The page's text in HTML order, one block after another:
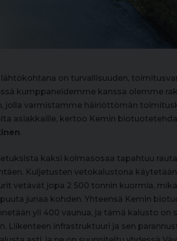
on turvallisuuden,
kumppaneidemme kanssa olemme
jolla varmistamme häiriöttömän
asiakkaille, kertoo Kemin
.
kaksi kolmasosaa tapahtuu
Kuljetusten vetokalustona käytetään
vetävät jopa 2 500 tonnin kuormia,
junaa kohden. Yhteensä Kemin
yli 400 vaunua, ja tämä kalusto on
Liikenteen infrastruktuuri ja sen